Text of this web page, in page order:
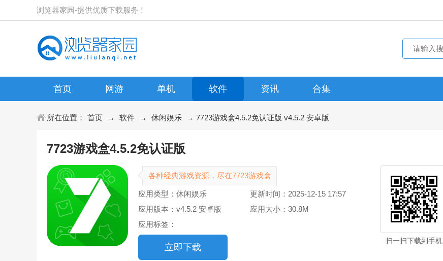
浏览器家园-提供优质下载服务！
首页 网游 单机 软件 资讯 合集
所在位置： 首页 → 软件 → 休闲娱乐 → 7723游戏盒4.5.2免认证版 v4.5.2 安卓版
7723游戏盒4.5.2免认证版
各种经典游戏资源，尽在7723游戏盒
应用类型：休闲娱乐
更新时间：2025-12-15 17:57
应用版本：v4.5.2 安卓版
应用大小：30.8M
应用标签：
立即下载
扫一扫下载到手机